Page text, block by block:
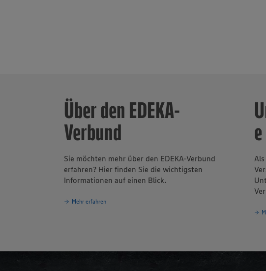
Über den EDEKA-
Verbund
Sie möchten mehr über den EDEKA-Verbund
erfahren? Hier finden Sie die wichtigsten
Informationen auf einen Blick.
Mehr erfahren
e